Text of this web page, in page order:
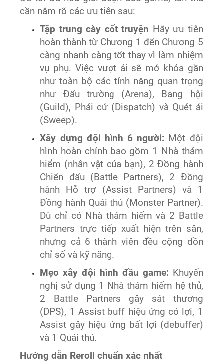
cần nắm rõ các ưu tiên sau:
Tập trung cày cốt truyện Hãy ưu tiên
hoàn thành từ Chương 1 đến Chương 5
càng nhanh càng tốt thay vì làm nhiệm
vụ phụ. Việc vượt ải sẽ mở khóa gần
như toàn bộ các tính năng quan trọng
như Đấu trường (Arena), Bang hội
(Guild), Phái cử (Dispatch) và Quét ải
(Sweep).
Xây dựng đội hình 6 người: Một đội
hình hoàn chỉnh bao gồm 1 Nhà thám
hiểm (nhân vật của bạn), 2 Đồng hành
Chiến đấu (Battle Partners), 2 Đồng
hành Hỗ trợ (Assist Partners) và 1
Đồng hành Quái thú (Monster Partner).
Dù chỉ có Nhà thám hiểm và 2 Battle
Partners trực tiếp xuất hiện trên sân,
nhưng cả 6 thành viên đều cộng dồn
chỉ số và kỹ năng.
Mẹo xây đội hình đầu game: Khuyến
nghị sử dụng 1 Nhà thám hiểm hệ thủ,
2 Battle Partners gây sát thương
(DPS), 1 Assist buff hiệu ứng có lợi, 1
Assist gây hiệu ứng bất lợi (debuffer)
và 1 Quái thú.
Hướng dẫn Reroll chuẩn xác nhất